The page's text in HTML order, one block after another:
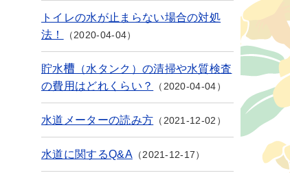
トイレの水が止まらない場合の対処
法！
2020-04-04
貯水槽（水タンク）の清掃や水質検査
の費用はどれくらい？
2020-04-04
水道メーターの読み方 2021-12-02
水道に関するQ&A 2021-12-17